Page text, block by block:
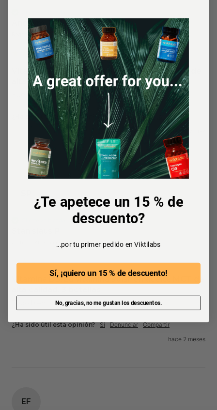
Anonym
Regensburg, DE
Vitamina D3: la vitamina solar en aceite MCT de
alta calidad 1 botella
Buena dosificación posible
¿Ha sido útil esta opinión? Sí Denunciar
Compartir
hace 27 días
Vitamina D3: La vitamina solar en aceite MCT de
Todo bien, siempre feliz
¿Ha sido útil esta opinión? Sí Denunciar
Compartir
hace 2 meses
EF
¿Te apetece un 15 % de
descuento?
...por tu primer pedido en Viktilabs
Sí, ¡quiero un 15 % de descuento!
No, gracias, no me gustan los descuentos.